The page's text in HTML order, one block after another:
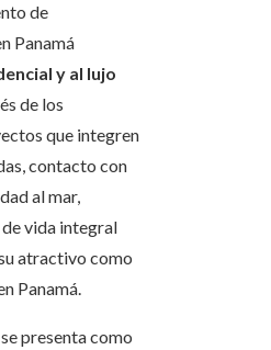
de
Panamá
y al lujo
de los
que integren
contacto con
al mar,
vida integral
atractivo como
Panamá.
se presenta como